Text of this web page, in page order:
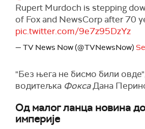
Rupert Murdoch is stepping
of Fox and NewsCorp after 70
pic.twitter.com/9e7z95DzYz
— TV News Now (@TVNewsNow)
"Без њега не бисмо били
водитељка ФоксаДана
Од малог ланца новина
империје